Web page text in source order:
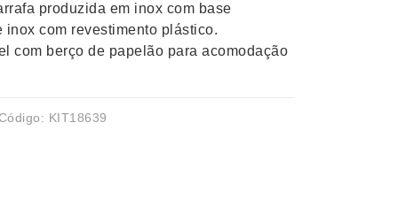
Fones de Ouvido
Guarda-Chuva
Linha Ecológica
Linha Feminina
produzida em inox com base
inox com revestimento plástico.
com berço de papelão para acomodação
KIT18639